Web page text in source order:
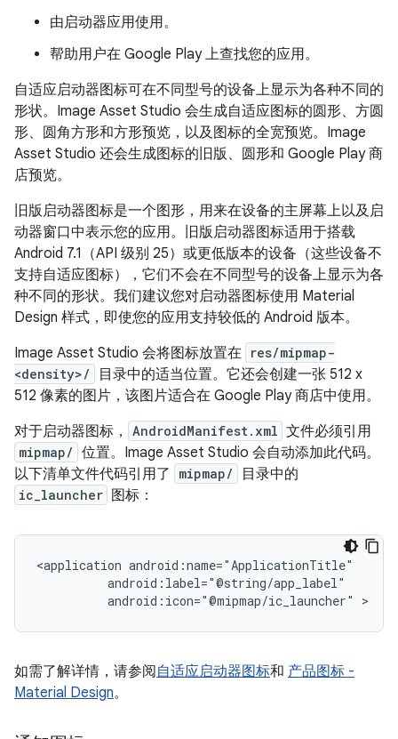
由启动器应用使用。
帮助用户在 Google Play 上查找您的应用。
自适应启动器图标可在不同型号的设备上显示为各种不同的
形状。Image Asset Studio 会生成自适应图标的圆形、方圆
形、圆角方形和方形预览，以及图标的全宽预览。Image
Asset Studio 还会生成图标的旧版、圆形和 Google Play 商
店预览。
旧版启动器图标是一个图形，用来在设备的主屏幕上以及启
动器窗口中表示您的应用。旧版启动器图标适用于搭载
Android 7.1（API 级别 25）或更低版本的设备（这些设备不
支持自适应图标），它们不会在不同型号的设备上显示为各
种不同的形状。我们建议您对启动器图标使用 Material
Design 样式，即使您的应用支持较低的 Android 版本。
Image Asset Studio 会将图标放置在 res/mipmap-
<density>/
目录中的适当位置。它还会创建一张 512 x
512 像素的图片，该图片适合在 Google Play 商店中使用。
对于启动器图标，
AndroidManifest.xml 文件必须引用
mipmap/ 位置。Image Asset Studio 会自动添加此代码。
以下清单文件代码引用了
mipmap/ 目录中的
ic_launcher 图标：
<application
android:icon="@mipmap/ic_launcher"
如需了解详情，请参阅 自适应启动器图标和 产品图标 -
Material Design。